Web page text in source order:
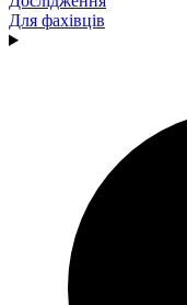
Для фахівців